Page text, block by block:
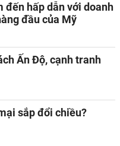
đến hấp dẫn với doanh
đầu của Mỹ
Ấn Độ, cạnh tranh
sắp đổi chiều?